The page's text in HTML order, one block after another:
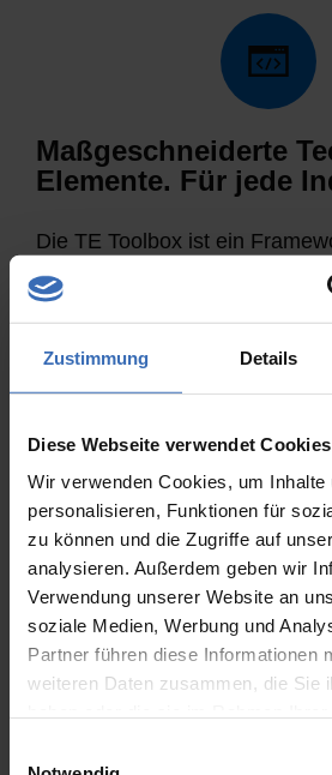
Zustimmung Details
Diese Webseite verwendet Cookies
Wir verwenden Cookies, um Inhalte
personalisieren, Funktionen für
zu können und die Zugriffe auf
analysieren. Außerdem geben wir
Verwendung unserer Website an
soziale Medien, Werbung und
Partner führen diese Informationen
weiteren Daten zusammen, die Sie
Maßgeschneiderte
Elemente. Für jede
Die TE Toolbox ist ein
Definition von firmen- und
Technischen Elementen
Umsetzung notwendig. Die
Technischen Elemente
Konfiguration zusammen
zur Modellierung innovativer
Siemens NX für alle Branchen
klassischen Maschinenbau,
Aerospace und dem Holzbau.